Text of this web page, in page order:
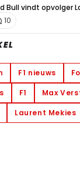
Bull vindt opvolger
10
F1 nieuws
F1
Max
Laurent Mekies